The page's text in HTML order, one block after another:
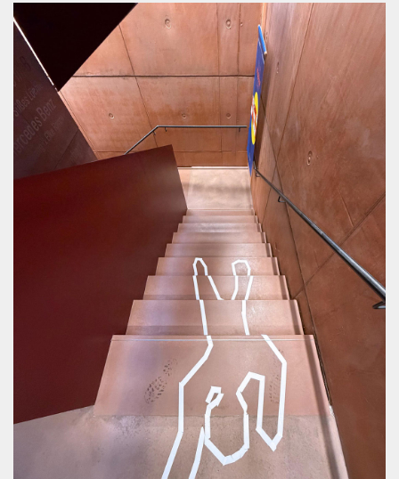
＿ Ausschreibung (LVZ), Vergabe und
Produktionsüberwachung
Team
＿ Jürgen X. Albrecht
＿ Jessica Uhl